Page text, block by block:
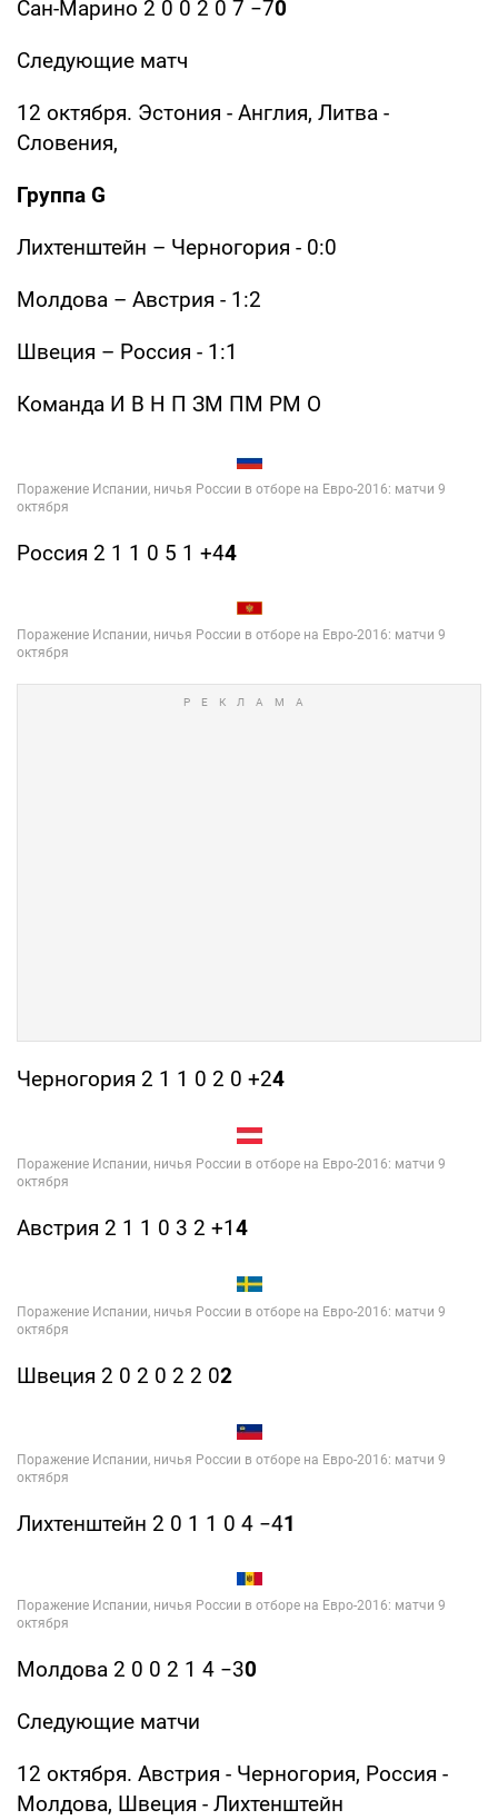
Сан-Марино 2 0 0 2 0 7 −70
Следующие матч
12 октября. Эстония - Англия, Литва -
Словения,
Группа G
Лихтенштейн – Черногория - 0:0
Молдова – Австрия - 1:2
Швеция – Россия - 1:1
Команда И В Н П ЗМ ПМ РМ О
Россия 2 1 1 0 5 1 +44
Черногория 2 1 1 0 2 0 +24
Австрия 2 1 1 0 3 2 +14
Швеция 2 0 2 0 2 2 02
Лихтенштейн 2 0 1 1 0 4 −41
Молдова 2 0 0 2 1 4 −30
Следующие матчи
12 октября. Австрия - Черногория, Россия -
Молдова, Швеция - Лихтенштейн